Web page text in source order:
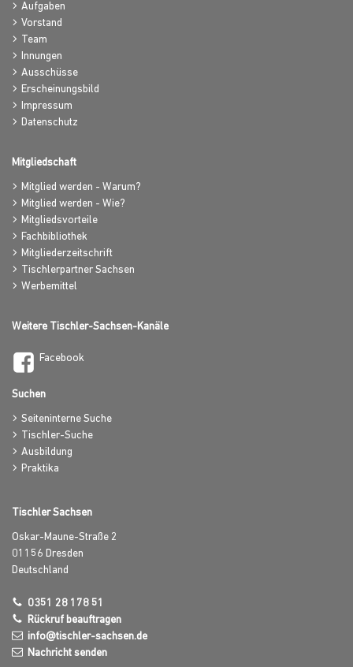
Aufgaben
Vorstand
Team
Innungen
Ausschüsse
Erscheinungsbild
Impressum
Datenschutz
Mitgliedschaft
Mitglied werden - Warum?
Mitglied werden - Wie?
Mitgliedsvorteile
Fachbibliothek
Mitgliederzeitschrift
Tischlerpartner Sachsen
Werbemittel
Weitere Tischler-Sachsen-Kanäle
Facebook
Suchen
Seiteninterne Suche
Tischler-Suche
Ausbildung
Praktika
Tischler Sachsen
Oskar-Maune-Straße 2
01156 Dresden
Deutschland
0351 28 178 51
Rückruf beauftragen
info@tischler-sachsen.de
Nachricht senden